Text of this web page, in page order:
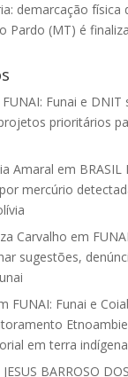
demarcação física
Pardo (MT) é
FUNAI: Funai e DNIT
prioritários
Amaral em BRASIL
mercúrio
Carvalho em
sugestões,
FUNAI: Funai e
em terra
BARROSO